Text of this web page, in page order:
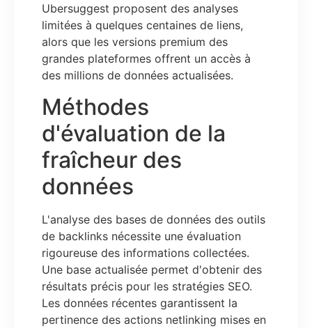
Ubersuggest proposent des analyses
limitées à quelques centaines de liens,
alors que les versions premium des
grandes plateformes offrent un accès à
des millions de données actualisées.
Méthodes
d'évaluation de la
fraîcheur des
données
L'analyse des bases de données des outils
de backlinks nécessite une évaluation
rigoureuse des informations collectées.
Une base actualisée permet d'obtenir des
résultats précis pour les stratégies SEO.
Les données récentes garantissent la
pertinence des actions netlinking mises en